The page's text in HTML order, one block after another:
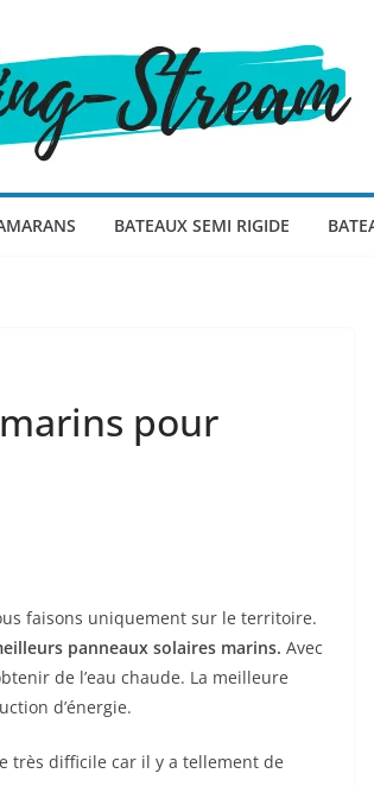
BATEAUX SEMI RIGIDE
pour
faisons uniquement sur le territoire.
panneaux solaires marins. Avec
de l’eau chaude. La meilleure
d’énergie.
très difficile car il y a tellement de